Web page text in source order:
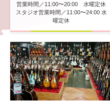
営業時間／11:00〜20:00 水曜定休
スタジオ営業時間／11:00〜24:00 水
曜定休